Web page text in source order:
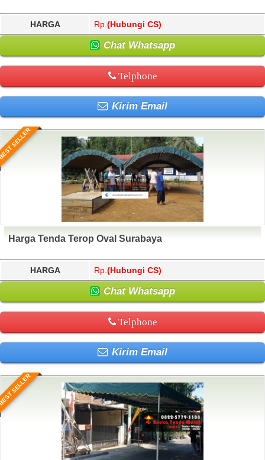
HARGA Rp. (Hubungi CS)
Chat Whatsapp
Telphone
Kirim Email
SELLER
Harga Tenda Terop Oval Surabaya
HARGA Rp. (Hubungi CS)
Chat Whatsapp
Telphone
Kirim Email
SELLER